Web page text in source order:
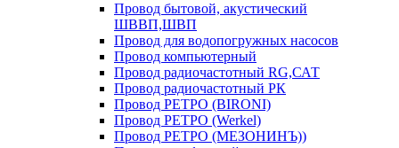
Провод бытовой, акустический
ШВВП,ШВП
Провод для водопогружных насосов
Провод компьютерный
Провод радиочастотный RG,САТ
Провод радиочастотный РК
Провод РЕТРО (BIRONI)
Провод РЕТРО (Werkel)
Провод РЕТРО (МЕЗОНИНЪ))